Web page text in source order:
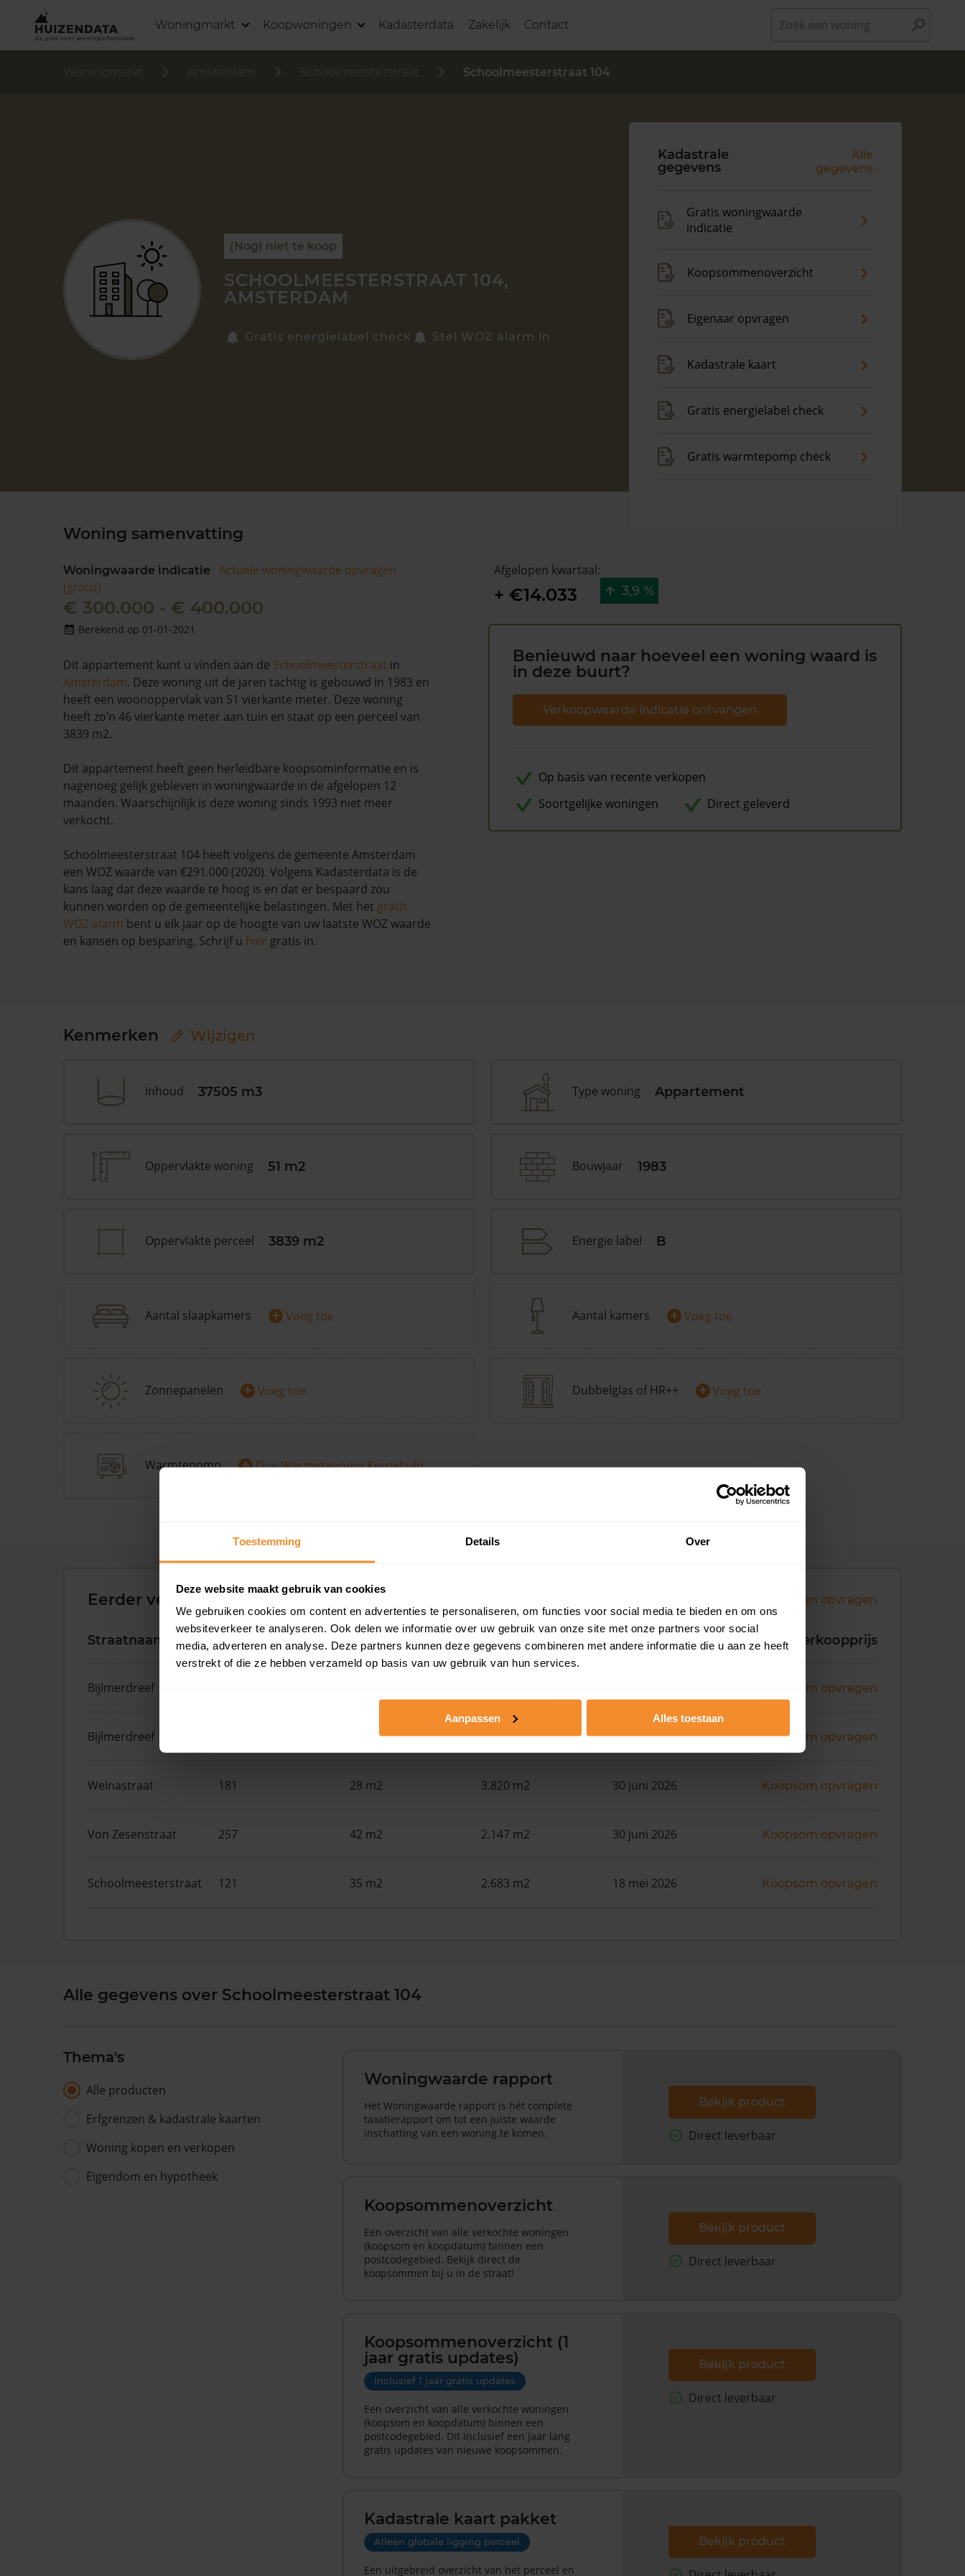
Toestemming Details Over
Deze website maakt gebruik van cookies
We gebruiken cookies om content en advertenties te personaliseren, om functies voor social media te bieden en om ons
websiteverkeer te analyseren. Ook delen we informatie over uw gebruik van onze site met onze partners voor social
media, adverteren en analyse. Deze partners kunnen deze gegevens combineren met andere informatie die u aan ze heeft
verstrekt of die ze hebben verzameld op basis van uw gebruik van hun services.
Aanpassen Alles toestaan
Woningmarkt Koopwoningen Kadasterdata Zakelijk Contact
Woningmarkt Amsterdam Schoolmeesterstraat Schoolmeesterstraat 104
(Nog) niet te koop
SCHOOLMEESTERSTRAAT 104,
AMSTERDAM
Gratis energielabel check Stel WOZ alarm in
Kadastrale
gegevens
Alle
gegevens
Gratis woningwaarde
indicatie
Koopsommenoverzicht
Eigenaar opvragen
Kadastrale kaart
Gratis energielabel check
Gratis warmtepomp check
Woning samenvatting
Woningwaarde indicatie
Actuele woningwaarde opvragen
(gratis)
€ 300.000 - € 400.000
Berekend op 01-01-2021
Dit appartement kunt u vinden aan de Schoolmeesterstraat in
Amsterdam. Deze woning uit de jaren tachtig is gebouwd in 1983 en
heeft een woonoppervlak van 51 vierkante meter. Deze woning
heeft zo’n 46 vierkante meter aan tuin en staat op een perceel van
3839 m2.
Dit appartement heeft geen herleidbare koopsominformatie en is
nagenoeg gelijk gebleven in woningwaarde in de afgelopen 12
maanden. Waarschijnlijk is deze woning sinds 1993 niet meer
verkocht.
Schoolmeesterstraat 104 heeft volgens de gemeente Amsterdam
een WOZ waarde van €291.000 (2020). Volgens Kadasterdata is de
kans laag dat deze waarde te hoog is en dat er bespaard zou
kunnen worden op de gemeentelijke belastingen. Met het gratis
WOZ alarm bent u elk jaar op de hoogte van uw laatste WOZ waarde
en kansen op besparing. Schrijf u hier gratis in.
Afgelopen kwartaal:
+ €14.033 3,9 %
Benieuwd naar hoeveel een woning waard is
in deze buurt?
Verkoopwaarde indicatie ontvangen
Op basis van recente verkopen
Soortgelijke woningen
Direct geleverd
Kenmerken Wijzigen
Inhoud 37505 m3 Type woning Appartement
Oppervlakte woning 51 m2 Bouwjaar 1983
Oppervlakte perceel 3839 m2 Energie label B
Aantal slaapkamers + Voeg toe Aantal kamers + Voeg toe
Zonnepanelen + Voeg toe Dubbelglas of HR++ + Voeg toe
Warmtepomp + Doe Warmptepomp Keuzehulp
Eerder verkochte woningen in de buurt Andere koopsommen opvragen
Straatnaam Huisnr. Woonoppervlak Perceel Verkoopdatum Verkoopprijs
Bijlmerdreef Koopsom opvragen
Bijlmerdreef 121 m2 216 m2 30 juni 2026 Koopsom opvragen
Welnastraat 181 28 m2 3.820 m2 30 juni 2026 Koopsom opvragen
Von Zesenstraat 257 42 m2 2.147 m2 30 juni 2026 Koopsom opvragen
Schoolmeesterstraat 121 35 m2 2.683 m2 18 mei 2026 Koopsom opvragen
Alle gegevens over Schoolmeesterstraat 104
Thema's
Alle producten
Erfgrenzen & kadastrale kaarten
Woning kopen en verkopen
Eigendom en hypotheek
Woningwaarde rapport
Het Woningwaarde rapport is hét complete
taxatierapport om tot een juiste waarde
inschatting van een woning te komen.
Bekijk product
Direct leverbaar
Koopsommenoverzicht
Een overzicht van alle verkochte woningen
(koopsom en koopdatum) binnen een
postcodegebied. Bekijk direct de
koopsommen bij u in de straat!
Bekijk product
Direct leverbaar
Koopsommenoverzicht (1
jaar gratis updates)
Inclusief 1 jaar gratis updates
Een overzicht van alle verkochte woningen
(koopsom en koopdatum) binnen een
postcodegebied. Dit inclusief een jaar lang
gratis updates van nieuwe koopsommen.
Bekijk product
Direct leverbaar
Kadastrale kaart pakket
Alleen globale ligging perceel
Een uitgebreid overzicht van het perceel en
Bekijk product